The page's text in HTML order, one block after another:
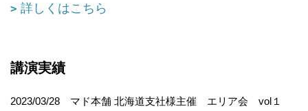
詳しくはこちら
講演実績
2023/03/28 マド本舗 北海道支社様主催 エリア会 vol１